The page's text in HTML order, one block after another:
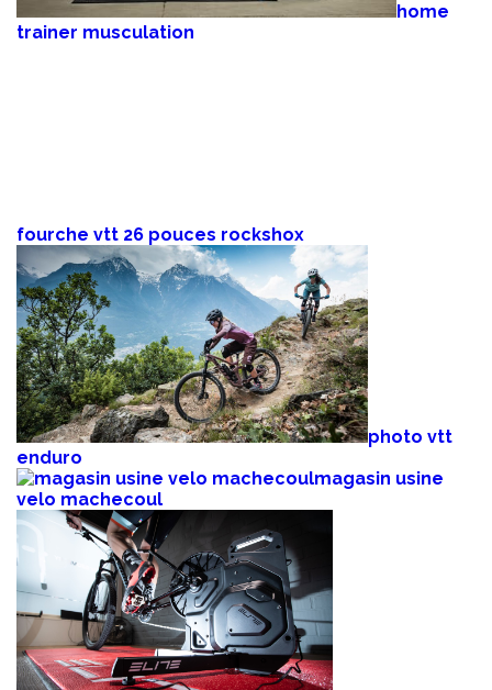
home
trainer musculation
fourche vtt 26 pouces rockshox
photo vtt
enduro
magasin usine
velo machecoul